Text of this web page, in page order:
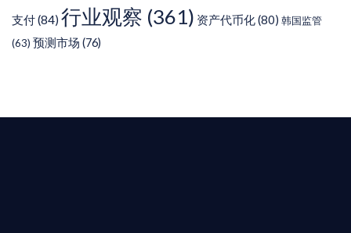
支付(84) 行业观察 (361) 资产代币化(80) 韩国监管
(63) 预测市场 (76)